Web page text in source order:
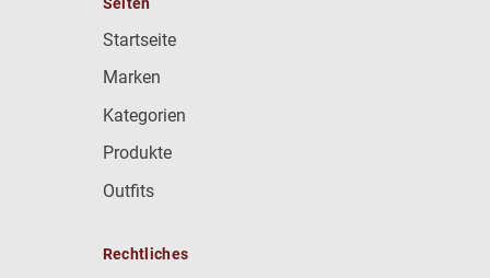
Startseite
Marken
Kategorien
Produkte
Outfits
Rechtliches